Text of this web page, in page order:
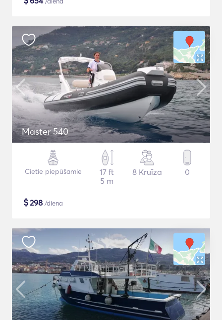
Master 540
Cietie piepūšamie
17 ft
5 m
8 Kruīza 0
$298 /diena